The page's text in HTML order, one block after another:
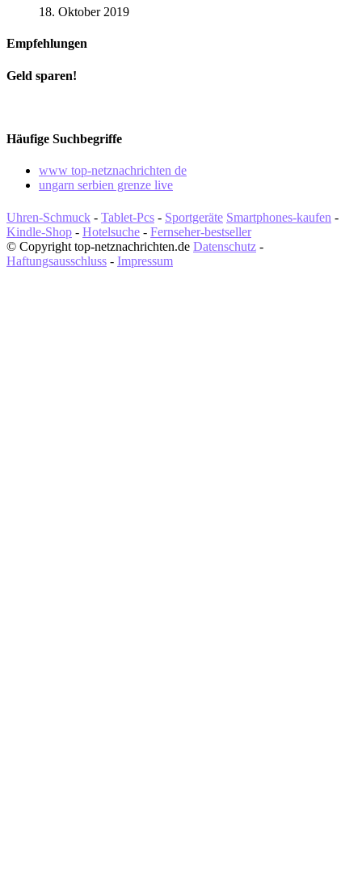
18. Oktober 2019
Empfehlungen
Geld sparen!
Häufige Suchbegriffe
www top-netznachrichten de
ungarn serbien grenze live
Uhren-Schmuck - Tablet-Pcs - Sportgeräte Smartphones-kaufen -
Kindle-Shop - Hotelsuche - Fernseher-bestseller
© Copyright top-netznachrichten.de Datenschutz -
Haftungsausschluss - Impressum